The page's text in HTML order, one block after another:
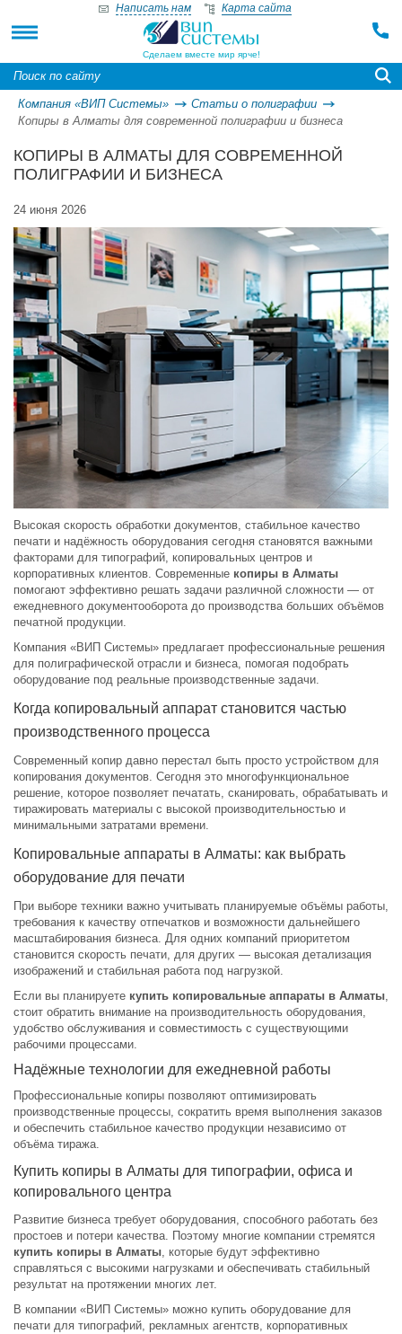
Сделаем вместе мир ярче!
Написать нам Карта сайта
Компания «ВИП Системы»
Статьи о полиграфии
Копиры в Алматы для современной полиграфии и бизнеса
КОПИРЫ В АЛМАТЫ ДЛЯ СОВРЕМЕННОЙ
ПОЛИГРАФИИ И БИЗНЕСА
24 июня 2026
Высокая скорость обработки документов, стабильное качество
печати и надёжность оборудования сегодня становятся важными
факторами для типографий, копировальных центров и
корпоративных клиентов. Современные копиры в Алматы
помогают эффективно решать задачи различной сложности — от
ежедневного документооборота до производства больших объёмов
печатной продукции.
Компания «ВИП Системы» предлагает профессиональные решения
для полиграфической отрасли и бизнеса, помогая подобрать
оборудование под реальные производственные задачи.
Когда копировальный аппарат становится частью
производственного процесса
Современный копир давно перестал быть просто устройством для
копирования документов. Сегодня это многофункциональное
решение, которое позволяет печатать, сканировать, обрабатывать и
тиражировать материалы с высокой производительностью и
минимальными затратами времени.
Копировальные аппараты в Алматы: как выбрать
оборудование для печати
При выборе техники важно учитывать планируемые объёмы работы,
требования к качеству отпечатков и возможности дальнейшего
масштабирования бизнеса. Для одних компаний приоритетом
становится скорость печати, для других — высокая детализация
изображений и стабильная работа под нагрузкой.
Если вы планируете купить копировальные аппараты в Алматы,
стоит обратить внимание на производительность оборудования,
удобство обслуживания и совместимость с существующими
рабочими процессами.
Надёжные технологии для ежедневной работы
Профессиональные копиры позволяют оптимизировать
производственные процессы, сократить время выполнения заказов
и обеспечить стабильное качество продукции независимо от
объёма тиража.
Купить копиры в Алматы для типографии, офиса и
копировального центра
Развитие бизнеса требует оборудования, способного работать без
простоев и потери качества. Поэтому многие компании стремятся
купить копиры в Алматы, которые будут эффективно
справляться с высокими нагрузками и обеспечивать стабильный
результат на протяжении многих лет.
В компании «ВИП Системы» можно купить оборудование для
печати для типографий, рекламных агентств, корпоративных